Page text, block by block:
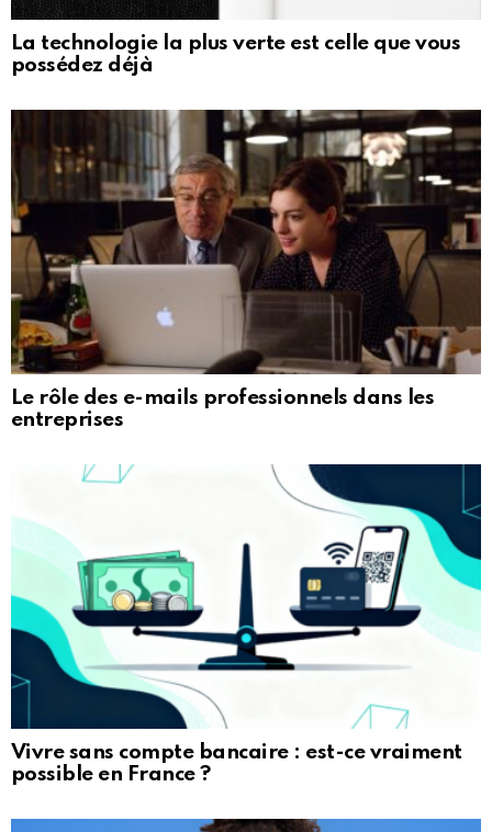
La technologie la plus verte est celle que vous
possédez déjà
Le rôle des e-mails professionnels dans les
entreprises
Vivre sans compte bancaire : est-ce vraiment
possible en France ?